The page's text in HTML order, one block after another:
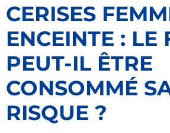
CERISES
ENCEINTE : LE
PEUT-IL ÊTRE
CONSOMMÉ
RISQUE ?